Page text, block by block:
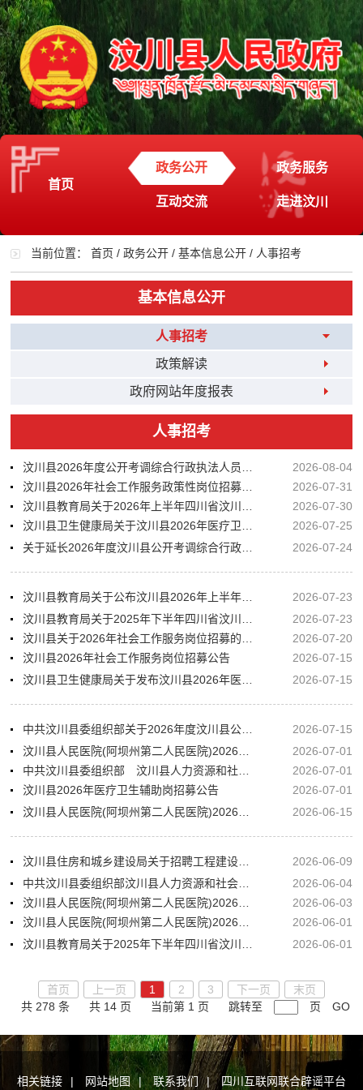
首页
政务公开 政务服务
互动交流 走进汶川
当前位置：首页 /政务公开 /基本信息公开 / 人事招考
基本信息公开
人事招考
政策解读
政府网站年度报表
人事招考
2026-08-04
2026-07-31
2026-07-30
2026-07-25
2026-07-24
2026-07-23
2026-07-23
2026-07-20
汶川县2026年社会工作服务岗位招募公告
2026-07-15
2026-07-15
2026-07-15
2026-07-01
2026-07-01
汶川县2026年医疗卫生辅助岗招募公告
2026-07-01
2026-06-15
2026-06-09
2026-06-04
2026-06-03
2026-06-01
2026-06-01
首页 上一页 1 2 3 下一页
末页
共 278 条
共 14 页 当前第 1 页 跳转至 页 GO
相关链接 | 网站地图 | 联系我们 | 四川互联网联合辟谣平台